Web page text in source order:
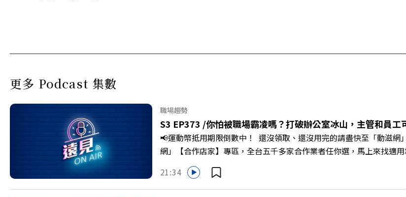
更多 Podcast 集數
職場趨勢
S3 EP373 /你怕被職場霸凌嗎？打破辦公室冰山，主管和員
📢運動幣抵用期限倒數中！ 還沒領取、還沒用完的請盡快至「動滋
網」【合作店家】專區，全台五千多家合作業者任你選，馬上來
Firstory Podcast 廣告 —— 你常在職場中感到焦慮、害怕犯錯，甚至
敗的緊繃感成為日常，我們不能只是委屈討好或一味逃避，更需要學
爾模式溝通引導師、天下文化新書《透視職場冰山》作者李崇義與謝
21:34